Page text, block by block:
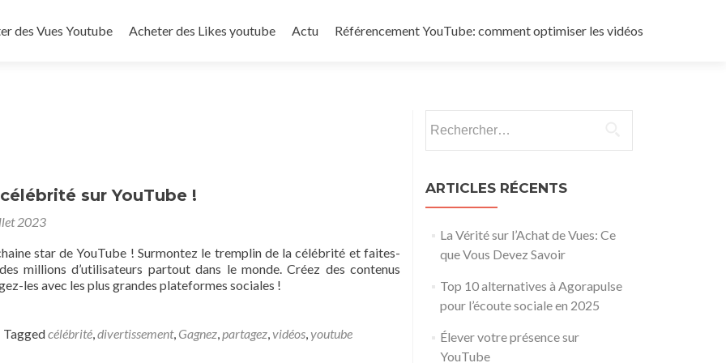
des Vues Youtube
Acheter des Likes youtube Actu Référencement YouTube: comment optimiser les vidéos
sur YouTube !
2023
star de YouTube ! Surmontez le tremplin de la célébrité et faites-
millions d’utilisateurs partout dans le monde. Créez des contenus
les avec les plus grandes plateformes sociales !
Taggedcélébrité,divertissement, Gagnez,partagez,vidéos,youtube
ARTICLES RÉCENTS
La Vérité sur l’Achat de Vues: Ce
que Vous Devez Savoir
Top 10 alternatives à Agorapulse
pour l’écoute sociale en 2025
Élever votre présence sur
YouTube